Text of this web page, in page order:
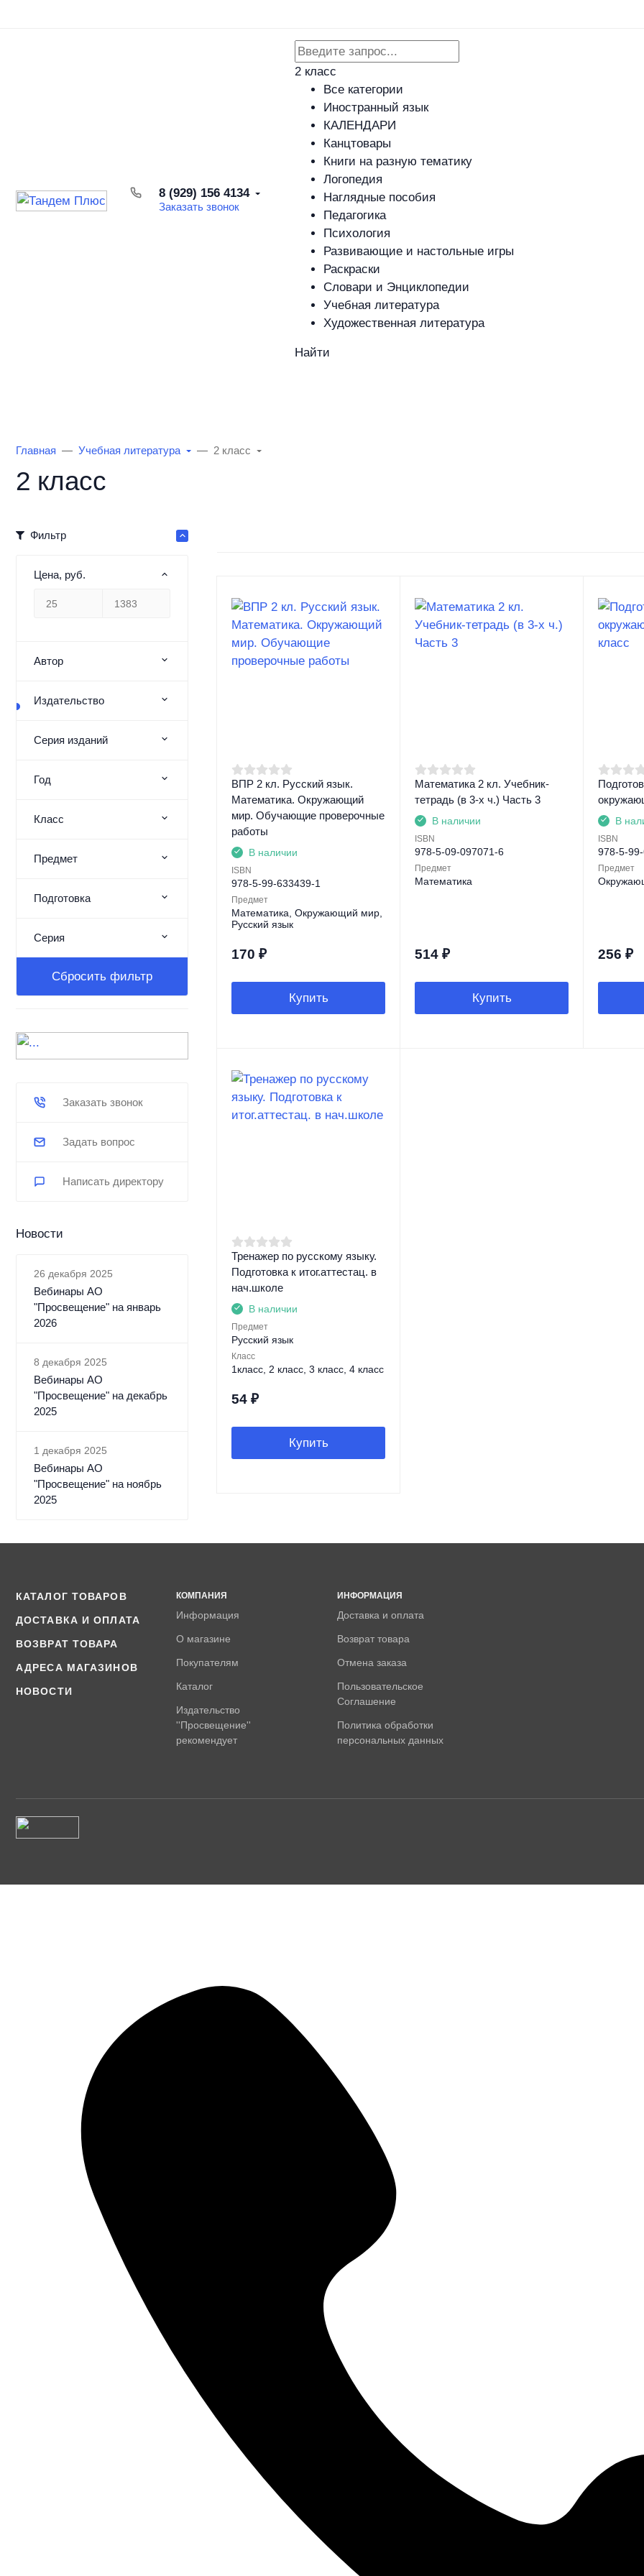
8 (929) 156 4134
Заказать звонок
2 класс
Все категории
Иностранный язык
КАЛЕНДАРИ
Канцтовары
Книги на разную тематику
Логопедия
Наглядные пособия
Педагогика
Психология
Развивающие и настольные игры
Раскраски
Словари и Энциклопедии
Учебная литература
Художественная литература
Найти
Главная Учебная литература 2 класс
2 класс
Фильтр
Цена, руб.
Автор
Издательство
Серия изданий
Год
Класс
Предмет
Подготовка
Серия
Сбросить фильтр
Заказать звонок
Задать вопрос
Написать директору
Новости
26 декабря 2025
Вебинары АО
"Просвещение" на январь
2026
8 декабря 2025
Вебинары АО
"Просвещение" на декабрь
2025
1 декабря 2025
Вебинары АО
"Просвещение" на ноябрь
2025
ВПР 2 кл. Русский язык.
Математика. Окружающий
мир. Обучающие проверочные
работы
В наличии
ISBN
978-5-99-633439-1
Предмет
Математика, Окружающий мир,
Русский язык
170 ₽
Купить
Математика 2 кл. Учебник-
тетрадь (в 3-х ч.) Часть 3
В наличии
ISBN
978-5-09-097071-6
Предмет
Математика
514 ₽
Купить
В
ISBN
978-5-
Предмет
256 ₽
Тренажер по русскому языку.
Подготовка к итог.аттестац. в
нач.школе
В наличии
Предмет
Русский язык
Класс
1класс, 2 класс, 3 класс, 4 класс
54 ₽
Купить
КАТАЛОГ ТОВАРОВ
ДОСТАВКА И ОПЛАТА
ВОЗВРАТ ТОВАРА
АДРЕСА МАГАЗИНОВ
НОВОСТИ
КОМПАНИЯ
Информация
О магазине
Покупателям
Каталог
Издательство
''Просвещение''
рекомендует
ИНФОРМАЦИЯ
Доставка и оплата
Возврат товара
Отмена заказа
Пользовательское
Соглашение
Политика обработки
персональных данных